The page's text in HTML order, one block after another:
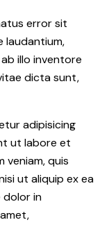
error sit
laudantium,
illo inventore
dicta sunt,
adipisicing
ut labore et
veniam, quis
ut aliquip ex ea
dolor in